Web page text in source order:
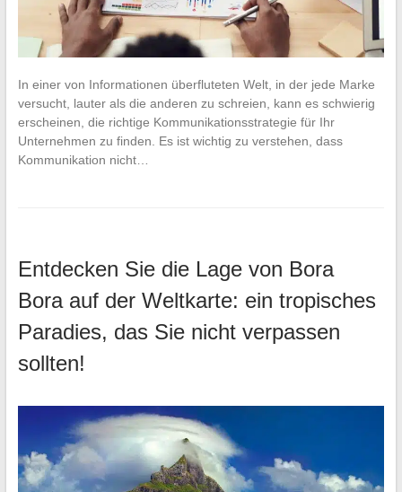
In einer von Informationen überfluteten Welt, in der jede Marke
versucht, lauter als die anderen zu schreien, kann es schwierig
erscheinen, die richtige Kommunikationsstrategie für Ihr
Unternehmen zu finden. Es ist wichtig zu verstehen, dass
Kommunikation nicht…
Entdecken Sie die Lage von Bora
Bora auf der Weltkarte: ein tropisches
Paradies, das Sie nicht verpassen
sollten!